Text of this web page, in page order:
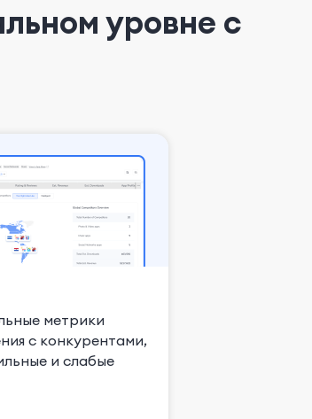
уровне с
метрики
с конкурентами,
и слабые